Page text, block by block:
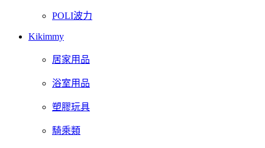
POLI波力
Kikimmy
居家用品
浴室用品
塑膠玩具
騎乘類